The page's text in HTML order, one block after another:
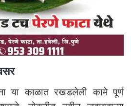
या काळात रखडलेली कामे पूर्ण